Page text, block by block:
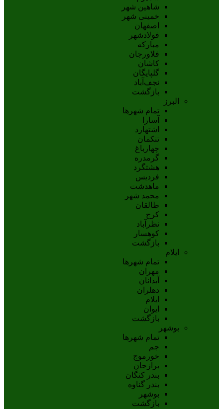
شاهین شهر
خمینی شهر
اصفهان
فولادشهر
مبارکه
فلاورجان
کاشان
گلپايگان
نجف‌آباد
بازگشت
البرز
تمام شهر‌ها
آسارا
اشتهارد
تنکمان
چهارباغ
گرمدره
هشتگرد
فردیس
ماهدشت
محمد شهر
طالقان
کرج
نظرآباد
کوهسار
بازگشت
ایلام
تمام شهر‌ها
مهران
آبدانان
دهلران
ايلام
ايوان
بازگشت
بوشهر
تمام شهر‌ها
جم
خورموج
برازجان
بندر کنگان
بندر گناوه
بوشهر
بازگشت